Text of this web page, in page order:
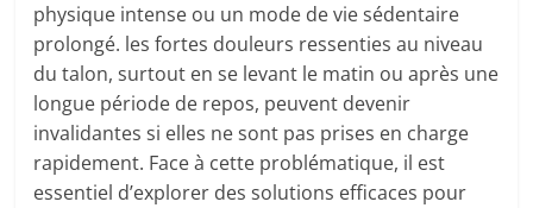
physique intense ou un mode de vie sédentaire
prolongé. les fortes douleurs ressenties au niveau
du talon, surtout en se levant le matin ou après une
longue période de repos, peuvent devenir
invalidantes si elles ne sont pas prises en charge
rapidement. Face à cette problématique, il est
essentiel d’explorer des solutions efficaces pour